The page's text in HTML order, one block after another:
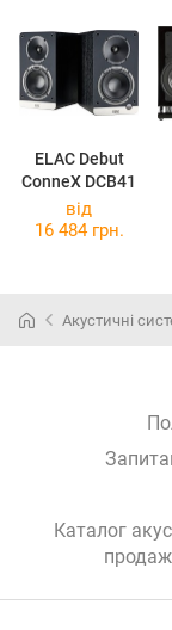
ELAC Debut
ConneX DCB41
від
16 484 грн.
Акустичні
Каталог